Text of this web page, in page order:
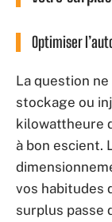
Optimiser
La question
stockage ou
kilowattheure
à bon escient.
vos habitudes
surplus passe